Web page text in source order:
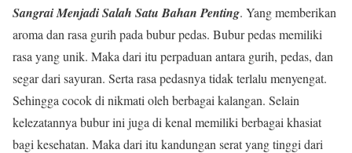
Sangrai Menjadi Salah Satu Bahan Penting. Yang memberikan
aroma dan rasa gurih pada bubur pedas. Bubur pedas memiliki
rasa yang unik. Maka dari itu perpaduan antara gurih, pedas, dan
segar dari sayuran. Serta rasa pedasnya tidak terlalu menyengat.
Sehingga cocok di nikmati oleh berbagai kalangan. Selain
kelezatannya bubur ini juga di kenal memiliki berbagai khasiat
bagi kesehatan. Maka dari itu kandungan serat yang tinggi dari